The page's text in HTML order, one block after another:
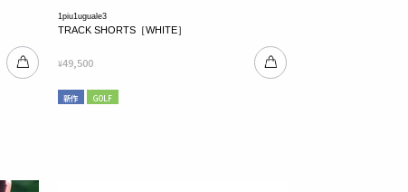
1piu1uguale3
TRACK SHORTS［WHITE］
¥49,500
新作 GOLF